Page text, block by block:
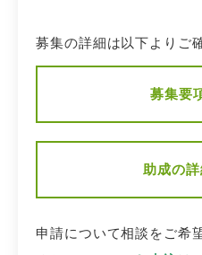
募集の詳細は以下よりご
募集要
助成の
申請について相談をご希